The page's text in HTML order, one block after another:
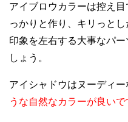
アイブロウカラーは控え
っかりと作り、キリっと
印象を左右する大事なパ
しょう。
アイシャドウはヌーディー
うな自然なカラーが良いで